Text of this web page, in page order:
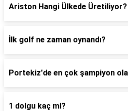
Ariston Hangi Ülkede
İlk golf ne zaman oynandı?
Portekiz'de en çok şampiyon
1 dolgu kaç ml?